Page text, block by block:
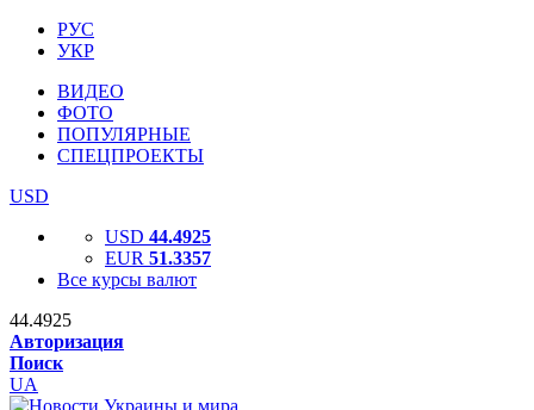
РУС
УКР
ВИДЕО
ФОТО
ПОПУЛЯРНЫЕ
СПЕЦПРОЕКТЫ
USD
USD 44.4925
EUR 51.3357
Все курсы валют
44.4925
Авторизация
Поиск
UA